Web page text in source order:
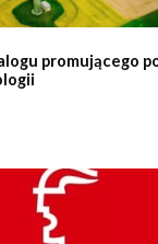
promującego